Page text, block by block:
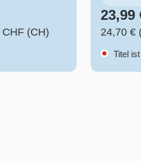
CHF (CH)
23,99
24,70 €
Titel